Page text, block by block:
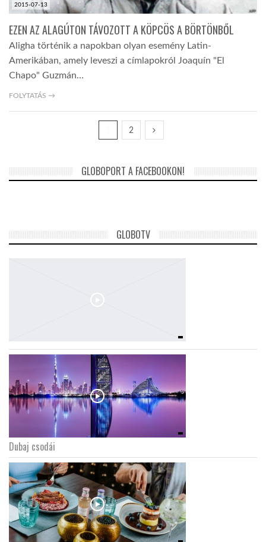
2015-07-13
EZEN AZ ALAGÚTON TÁVOZOTT A KÖPCÖS A BÖRTÖNBŐL
Aligha történik a napokban olyan esemény Latin-
Amerikában, amely leveszi a címlapokról Joaquín "El
Chapo" Guzmán…
FOLYTATÁS →
2
GLOBOPORT A FACEBOOKON!
GLOBOTV
Dubaj csodái